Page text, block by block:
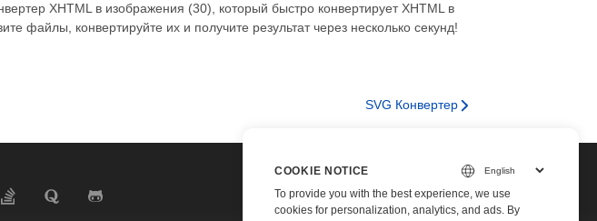
XHTML в изображения (30), который быстро конвертирует XHTML в
файлы, конвертируйте их и получите результат через несколько секунд!
SVG Конвертер
COOKIE NOTICE
To provide you with the best experience, we use
cookies for personalization, analytics, and ads. By